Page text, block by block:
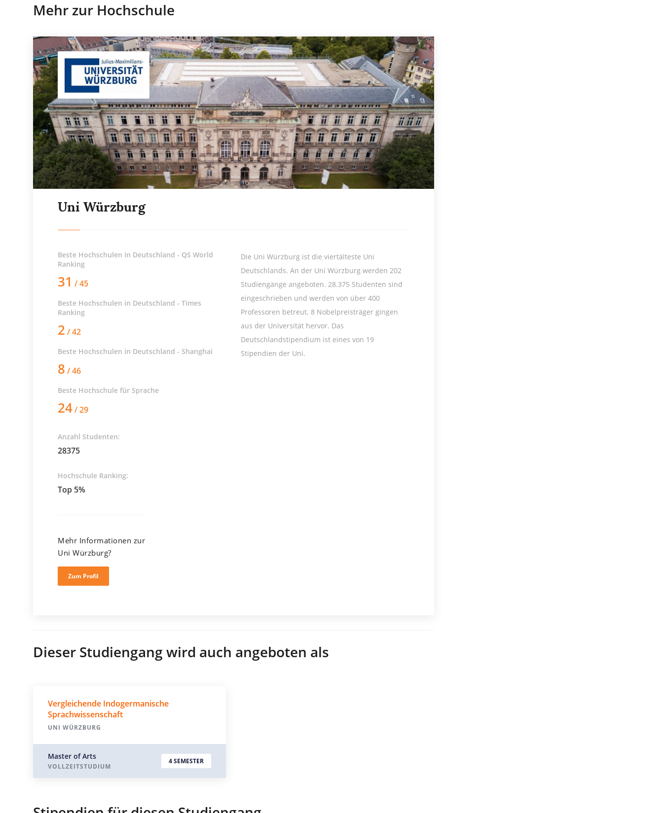
Mehr zur Hochschule
Uni Würzburg
Beste Hochschulen in Deutschland - QS World
Ranking
31 / 45
Beste Hochschulen in Deutschland - Times
Ranking
2 / 42
Beste Hochschulen in Deutschland - Shanghai
8 / 46
Beste Hochschule für Sprache
24/ 29
Anzahl Studenten:
28375
Hochschule Ranking:
Top 5%
Die Uni Würzburg ist die viertälteste Uni
Deutschlands. An der Uni Würzburg werden 202
Studiengänge angeboten. 28.375 Studenten sind
eingeschrieben und werden von über 400
Professoren betreut. 8 Nobelpreisträger gingen
aus der Universität hervor. Das
Deutschlandstipendium ist eines von 19
Stipendien der Uni.
Mehr Informationen zur
Uni Würzburg?
Zum Profil
Dieser Studiengang wird auch angeboten als
Vergleichende Indogermanische
Sprachwissenschaft
UNI WÜRZBURG
Master of Arts
VOLLZEITSTUDIUM
4 SEMESTER